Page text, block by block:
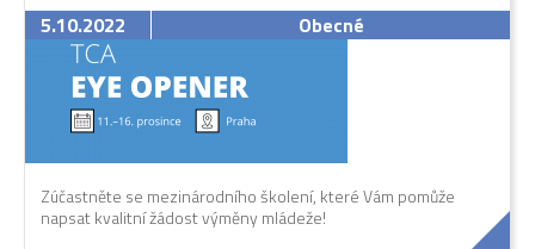
5.10.2022 Obecné
Zúčastněte se mezinárodního školení, které Vám pomůže
napsat kvalitní žádost výměny mládeže!